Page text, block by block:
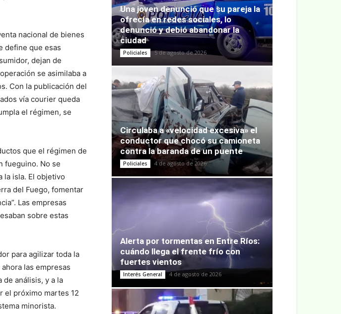
nacional de bienes
define que esas
dejan de
se asimilaba a
Con la publicación del
vía courier queda
el régimen, se
que el régimen de
fueguino. No se
la isla. El objetivo
del Fuego, fomentar
Las empresas
sobre estas
para agilizar toda la
las empresas
de análisis, y a la
el próximo martes 12
minorista.
Una joven denunció que su pareja la
ofrecía en redes sociales, lo
denunció y debió abandonar la
ciudad
Policiales 5 de agosto de 2026
Circulaba a «velocidad excesiva» el
conductor que chocó su camioneta
contra la baranda de un puente
Policiales 4 de agosto de 2026
Alerta por tormentas en Entre Ríos:
cuándo llega el frente frío con
fuertes vientos
Interés General 4 de agosto de 2026